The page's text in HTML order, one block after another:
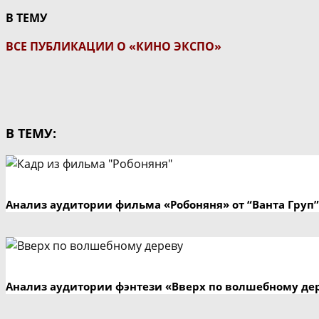
В ТЕМУ
ВСЕ ПУБЛИКАЦИИ О «КИНО ЭКСПО»
В ТЕМУ:
Анализ аудитории фильма «Робоняня» от “Ванта Груп”
Анализ аудитории фэнтези «Вверх по волшебному